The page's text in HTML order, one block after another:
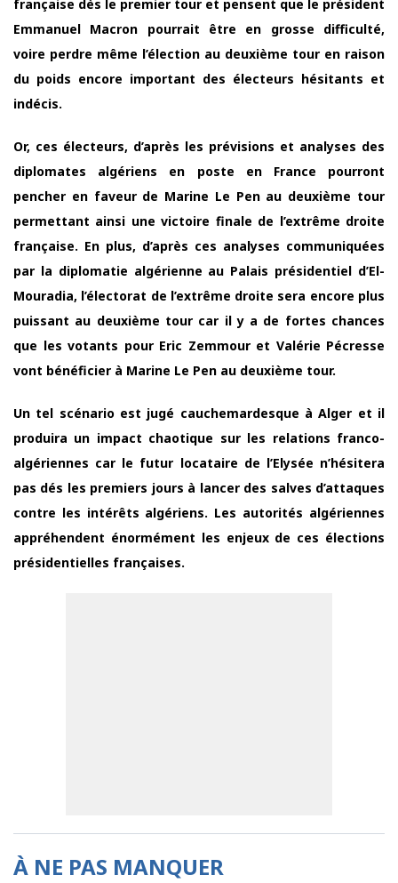
française dès le premier tour et pensent que le président
Emmanuel Macron pourrait être en grosse difficulté,
voire perdre même l’élection au deuxième tour en raison
du poids encore important des électeurs hésitants et
indécis.
Or, ces électeurs, d’après les prévisions et analyses des
diplomates algériens en poste en France pourront
pencher en faveur de Marine Le Pen au deuxième tour
permettant ainsi une victoire finale de l’extrême droite
française. En plus, d’après ces analyses communiquées
par la diplomatie algérienne au Palais présidentiel d’El-
Mouradia, l’électorat de l’extrême droite sera encore plus
puissant au deuxième tour car il y a de fortes chances
que les votants pour Eric Zemmour et Valérie Pécresse
vont bénéficier à Marine Le Pen au deuxième tour.
Un tel scénario est jugé cauchemardesque à Alger et il
produira un impact chaotique sur les relations franco-
algériennes car le futur locataire de l’Elysée n’hésitera
pas dés les premiers jours à lancer des salves d’attaques
contre les intérêts algériens. Les autorités algériennes
appréhendent énormément les enjeux de ces élections
présidentielles françaises.
À NE PAS MANQUER